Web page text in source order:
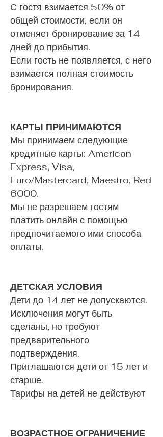
С гостя взимается 50% от
общей стоимости, если он
отменяет бронирование за 14
дней до прибытия.
Если гость не появляется, с него
взимается полная стоимость
бронирования.
КАРТЫ ПРИНИМАЮТСЯ
Мы принимаем следующие
кредитные карты: American
Express, Visa,
Euro/Mastercard, Maestro, Red
6000.
Мы не разрешаем гостям
платить онлайн с помощью
предпочитаемого ими способа
оплаты.
ДЕТСКАЯ УСЛОВИЯ
Дети до 14 лет не допускаются.
Исключения могут быть
сделаны, но требуют
предварительного
подтверждения.
Приглашаются дети от 15 лет и
старше.
Тарифы на детей не действуют
ВОЗРАСТНОЕ ОГРАНИЧЕНИЕ